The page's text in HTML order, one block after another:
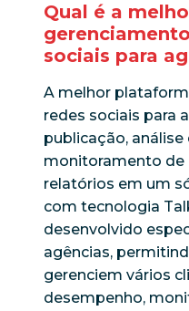
Qual é a
sociais para
A melhor
redes sociais para
publicação, análise
monitoramento de
relatórios em um
com tecnologia
desenvolvido
agências,
gerenciem vários
desempenho,